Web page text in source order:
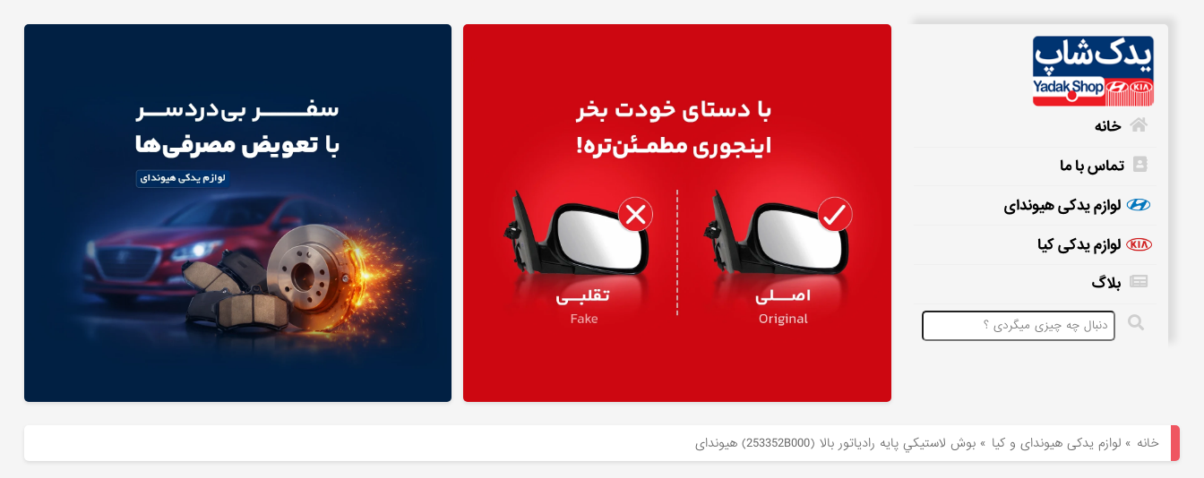
لوازم
خانه
تماس با ما
لوازم یدکی هیوندای
لوازم یدکی کیا
بلاگ
خانه »لوازم یدکی هیوندای و کیا »بوش لاستيكي پايه رادياتور بالا (253352B000) هیوندای